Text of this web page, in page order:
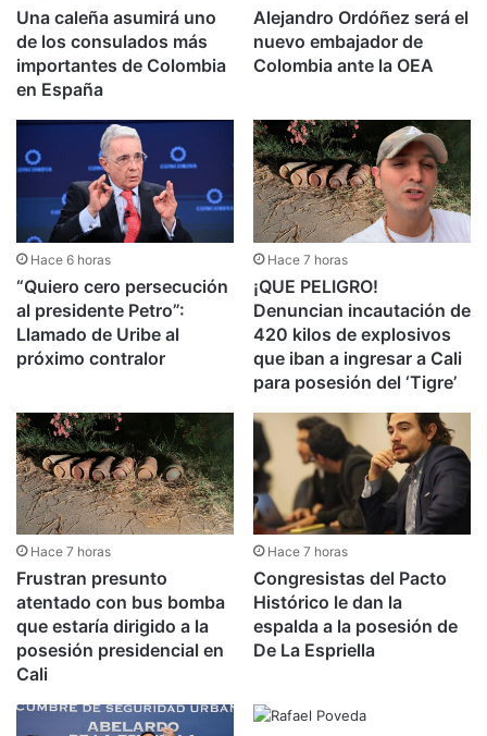
Una caleña asumirá uno
de los consulados más
importantes de Colombia
en España
Alejandro Ordóñez será el
nuevo embajador de
Colombia ante la OEA
Hace 6 horas
“Quiero cero persecución
al presidente Petro”:
Llamado de Uribe al
próximo contralor
Hace 7 horas
¡QUE PELIGRO!
Denuncian incautación de
420 kilos de explosivos
que iban a ingresar a Cali
para posesión del ‘Tigre’
Hace 7 horas
Frustran presunto
atentado con bus bomba
que estaría dirigido a la
posesión presidencial en
Cali
Hace 7 horas
Congresistas del Pacto
Histórico le dan la
espalda a la posesión de
De La Espriella